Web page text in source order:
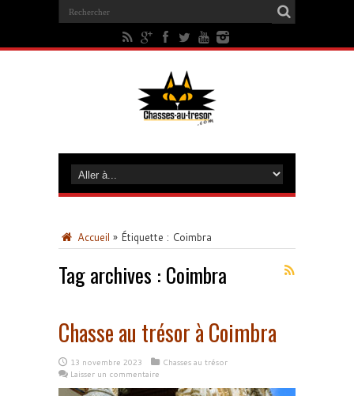
Accueil » Étiquette : Coimbra
Tag archives : Coimbra
Chasse au trésor à Coimbra
13 novembre 2023
Chasses au trésor
Laisser un commentaire